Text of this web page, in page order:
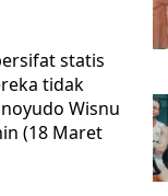
statis
tidak
Wisnu
(18 Maret